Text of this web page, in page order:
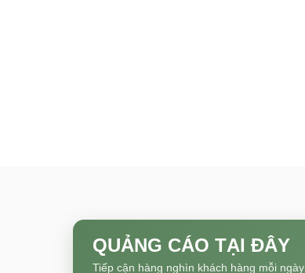
QUẢNG CÁO TẠI ĐÂY
Tiếp cận hàng nghìn khách hàng mỗi ngày